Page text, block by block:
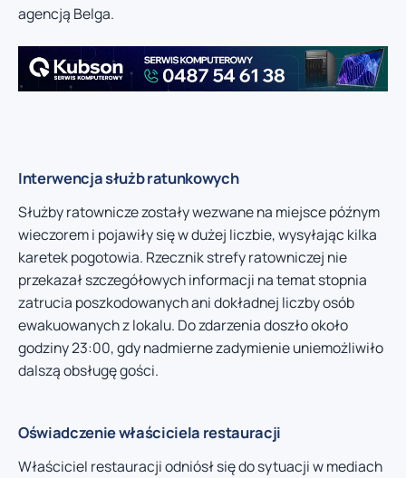
agencją Belga.
Interwencja służb ratunkowych
Służby ratownicze zostały wezwane na miejsce późnym
wieczorem i pojawiły się w dużej liczbie, wysyłając kilka
karetek pogotowia. Rzecznik strefy ratowniczej nie
przekazał szczegółowych informacji na temat stopnia
zatrucia poszkodowanych ani dokładnej liczby osób
ewakuowanych z lokalu. Do zdarzenia doszło około
godziny 23:00, gdy nadmierne zadymienie uniemożliwiło
dalszą obsługę gości.
Oświadczenie właściciela restauracji
Właściciel restauracji odniósł się do sytuacji w mediach